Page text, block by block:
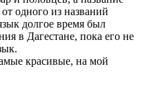
одного из названий
долгое время был
в Дагестане, пока его не
красивые, на мой